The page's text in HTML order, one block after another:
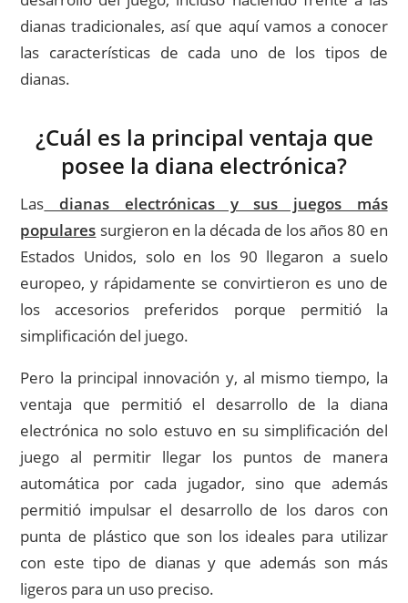
dianas tradicionales, así que aquí vamos a conocer
las características de cada uno de los tipos de
dianas.
¿Cuál es la principal ventaja que
posee la diana electrónica?
Las dianas electrónicas y sus juegos más
populares surgieron en la década de los años 80 en
Estados Unidos, solo en los 90 llegaron a suelo
europeo, y rápidamente se convirtieron es uno de
los accesorios preferidos porque permitió la
simplificación del juego.
Pero la principal innovación y, al mismo tiempo, la
ventaja que permitió el desarrollo de la diana
electrónica no solo estuvo en su simplificación del
juego al permitir llegar los puntos de manera
automática por cada jugador, sino que además
permitió impulsar el desarrollo de los daros con
punta de plástico que son los ideales para utilizar
con este tipo de dianas y que además son más
ligeros para un uso preciso.